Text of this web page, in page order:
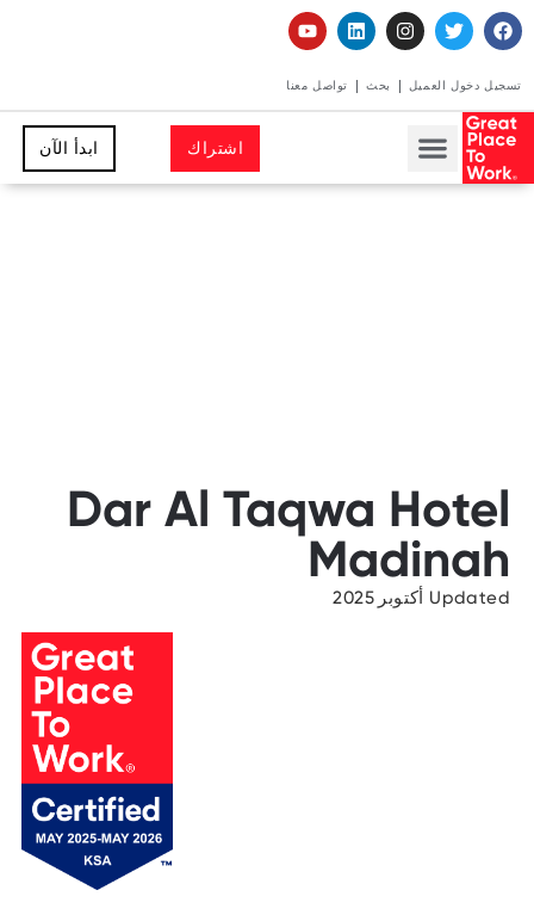
تسجيل دخول العميل بحث تواصل معنا
اشتراك ابدأ الآن
Dar Al Taqwa Hotel
Madinah
Updated أكتوبر 2025